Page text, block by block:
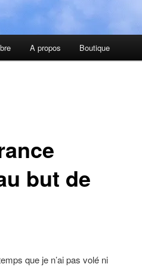
A propos Boutique
but de
que je n’ai pas volé ni